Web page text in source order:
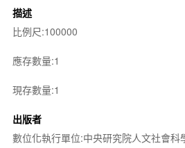
描述
比例尺:100000
應存數量:1
現存數量:1
出版者
數位化執行單位:中央研究院人文社會科